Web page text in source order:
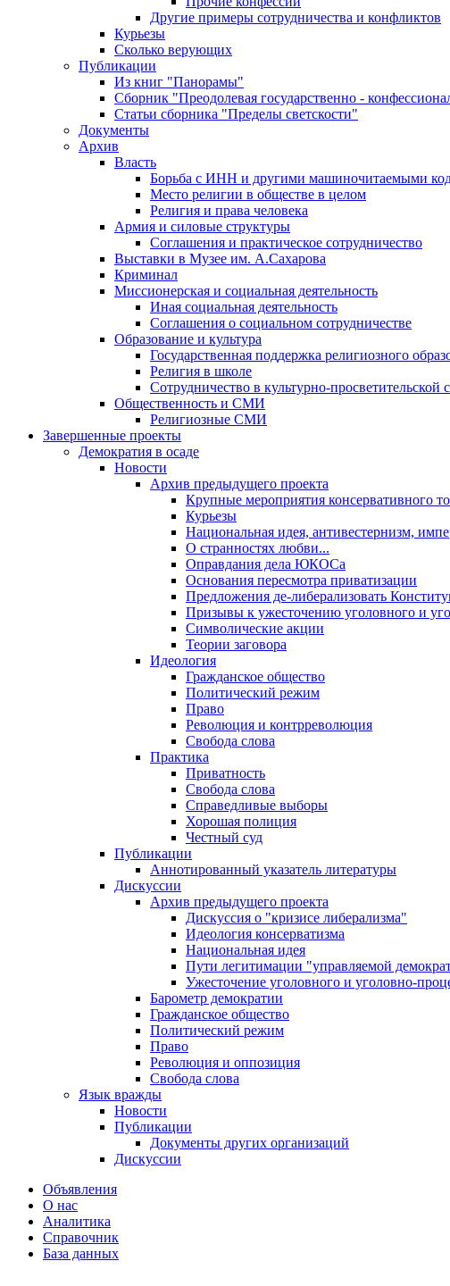
Другие примеры сотрудничества и конфликтов
Курьезы
Сколько верующих
Публикации
Из книг "Панорамы"
Сборник "Преодолевая государственно -
Статьи сборника "Пределы светскости"
Документы
Архив
Власть
Борьба с ИНН и другими машиночитаемыми
Место религии в обществе в целом
Религия и права человека
Армия и силовые структуры
Соглашения и практическое сотрудничество
Выставки в Музее им. А.Сахарова
Криминал
Миссионерская и социальная деятельность
Иная социальная деятельность
Соглашения о социальном сотрудничестве
Образование и культура
Государственная поддержка религиозного
Религия в школе
Сотрудничество в культурно-просветительской
Общественность и СМИ
Религиозные СМИ
Завершенные проекты
Демократия в осаде
Новости
Архив предыдущего проекта
Крупные мероприятия консервативного
Курьезы
Национальная идея, антивестернизм,
О странностях любви...
Оправдания дела ЮКОСа
Основания пересмотра приватизации
Предложения де-либерализовать
Призывы к ужесточению уголовного и
Символические акции
Теории заговора
Идеология
Гражданское общество
Политический режим
Право
Революция и контрреволюция
Свобода слова
Практика
Приватность
Свобода слова
Справедливые выборы
Хорошая полиция
Честный суд
Публикации
Аннотированный указатель литературы
Дискуссии
Архив предыдущего проекта
Дискуссия о "кризисе либерализма"
Идеология консерватизма
Национальная идея
Пути легитимации "управляемой
Ужесточение уголовного и уголовно-
Барометр демократии
Гражданское общество
Политический режим
Право
Революция и оппозиция
Свобода слова
Язык вражды
Новости
Публикации
Документы других организаций
Дискуссии
Объявления
О нас
Аналитика
Справочник
База данных